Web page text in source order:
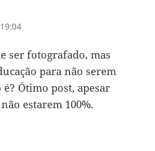
ser fotografado, mas
para não serem
Ótimo post, apesar
estarem 100%.